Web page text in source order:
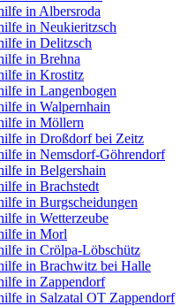
in Albersroda
in Neukieritzsch
in Delitzsch
in Brehna
in Krostitz
in Langenbogen
in Walpernhain
in Möllern
in Droßdorf bei Zeitz
in Nemsdorf-Göhrendorf
in Belgershain
in Brachstedt
in Burgscheidungen
in Wetterzeube
in Morl
in Crölpa-Löbschütz
in Brachwitz bei Halle
in Zappendorf
in Salzatal OT Zappendorf